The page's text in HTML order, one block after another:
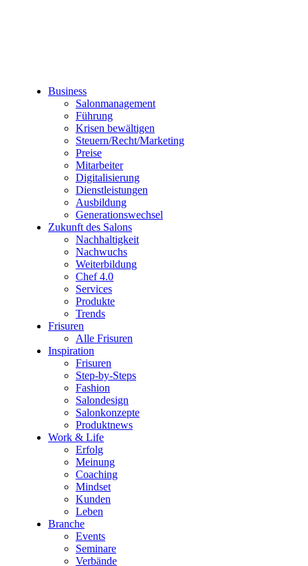
Business
Salonmanagement
Führung
Krisen bewältigen
Steuern/Recht/Marketing
Preise
Mitarbeiter
Digitalisierung
Dienstleistungen
Ausbildung
Generationswechsel
Zukunft des Salons
Nachhaltigkeit
Nachwuchs
Weiterbildung
Chef 4.0
Services
Produkte
Trends
Frisuren
Alle Frisuren
Inspiration
Frisuren
Step-by-Steps
Fashion
Salondesign
Salonkonzepte
Produktnews
Work & Life
Erfolg
Meinung
Coaching
Mindset
Kunden
Leben
Branche
Events
Seminare
Verbände